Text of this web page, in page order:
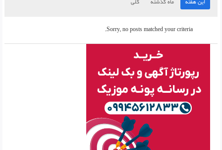
این هفته ماه گذشته کلی
Sorry, no posts matched your criteria.